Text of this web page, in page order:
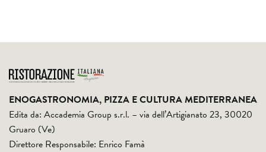
ENOGASTRONOMIA, PIZZA E CULTURA MEDITERRANEA
Edita da: Accademia Group s.r.l. – via dell’Artigianato 23, 30020
Gruaro (Ve)
Direttore Responsabile: Enrico Famà